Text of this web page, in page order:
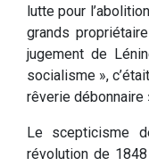
lutte pour
grands
jugement de
socialisme »,
rêverie débonnaire
Le scepticisme
révolution de